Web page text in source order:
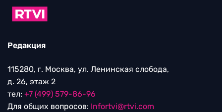
Редакция
115280, г. Москва, ул. Ленинская слобода,
д. 26, этаж 2
тел: +7 (499) 579-86-96
Для общих вопросов: Infortvi@rtvi.com